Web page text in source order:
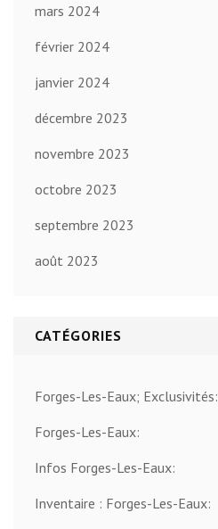
mars 2024
février 2024
janvier 2024
décembre 2023
novembre 2023
octobre 2023
septembre 2023
août 2023
CATÉGORIES
Forges-Les-Eaux; Exclusivités:
Forges-Les-Eaux:
Infos Forges-Les-Eaux:
Inventaire : Forges-Les-Eaux: